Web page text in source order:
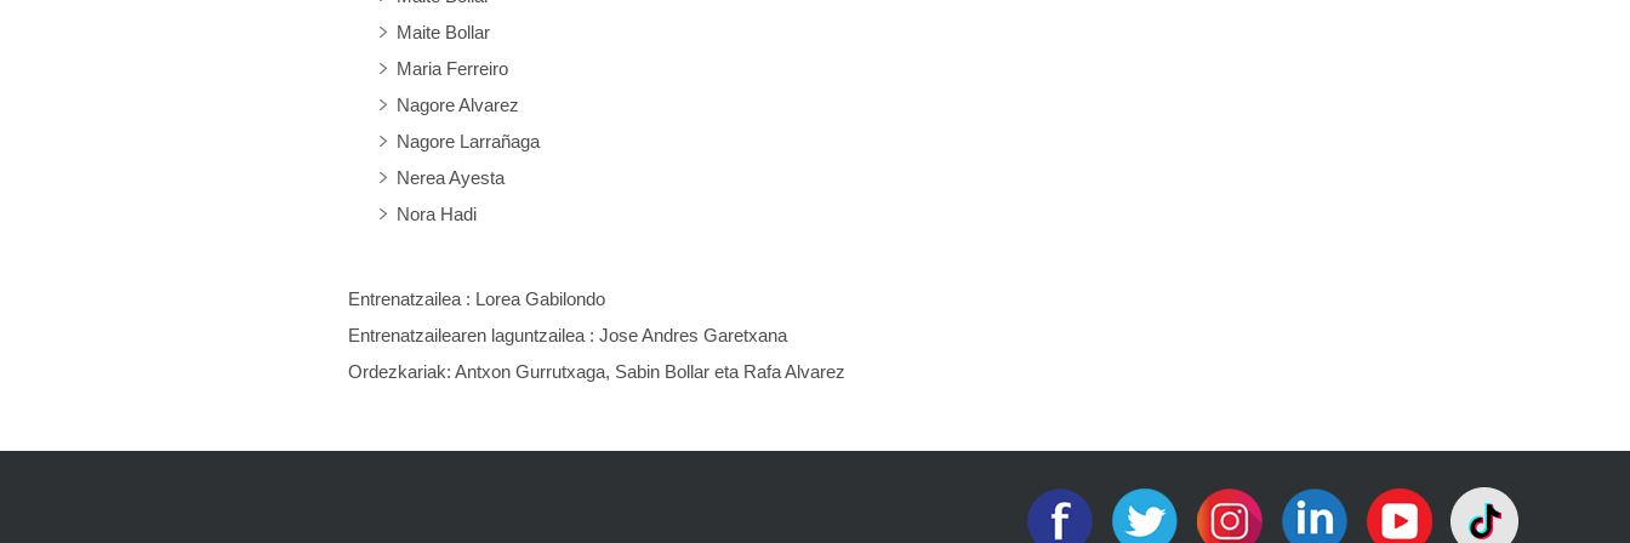
Maite Bollar
Maria Ferreiro
Nagore Alvarez
Nagore Larrañaga
Nerea Ayesta
Nora Hadi
Entrenatzailea : Lorea Gabilondo
Entrenatzailearen laguntzailea : Jose Andres Garetxana
Ordezkariak: Antxon Gurrutxaga, Sabin Bollar eta Rafa Alvarez